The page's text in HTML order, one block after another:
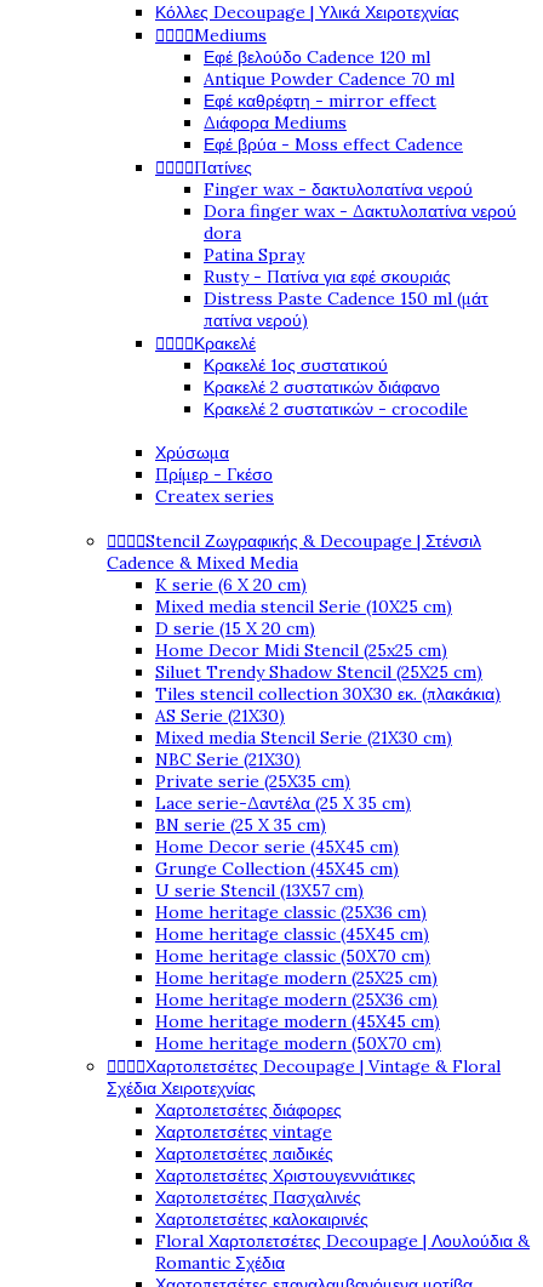
Κόλλες Decoupage | Υλικά Χειροτεχνίας
   Mediums
Εφέ βελούδο Cadence 120 ml
Antique Powder Cadence 70 ml
Εφέ καθρέφτη - mirror effect
Διάφορα Mediums
Εφέ βρύα - Moss effect Cadence
   Πατίνες
Finger wax - δακτυλοπατίνα νερού
Dora finger wax - Δακτυλοπατίνα νερού
dora
Patina Spray
Rusty - Πατίνα για εφέ σκουριάς
Distress Paste Cadence 150 ml (μάτ
πατίνα νερού)
   Κρακελέ
Κρακελέ 1ος συστατικού
Κρακελέ 2 συστατικών διάφανο
Κρακελέ 2 συστατικών - crocodile
Χρύσωμα
Πρίμερ - Γκέσο
Createx series
   Stencil Ζωγραφικής & Decoupage | Στένσιλ
Cadence & Mixed Media
K serie (6 X 20 cm)
Mixed media stencil Serie (10X25 cm)
D serie (15 X 20 cm)
Home Decor Midi Stencil (25x25 cm)
Siluet Trendy Shadow Stencil (25X25 cm)
Tiles stencil collection 30X30 εκ. (πλακάκια)
AS Serie (21X30)
Mixed media Stencil Serie (21X30 cm)
NBC Serie (21X30)
Private serie (25X35 cm)
Lace serie-Δαντέλα (25 X 35 cm)
BN serie (25 X 35 cm)
Home Decor serie (45X45 cm)
Grunge Collection (45X45 cm)
U serie Stencil (13X57 cm)
Home heritage classic (25X36 cm)
Home heritage classic (45X45 cm)
Home heritage classic (50X70 cm)
Home heritage modern (25X25 cm)
Home heritage modern (25X36 cm)
Home heritage modern (45X45 cm)
Home heritage modern (50X70 cm)
   Χαρτοπετσέτες Decoupage | Vintage & Floral
Σχέδια Χειροτεχνίας
Χαρτοπετσέτες διάφορες
Χαρτοπετσέτες vintage
Χαρτοπετσέτες παιδικές
Χαρτοπετσέτες Χριστουγεννιάτικες
Χαρτοπετσέτες Πασχαλινές
Χαρτοπετσέτες καλοκαιρινές
Floral Χαρτοπετσέτες Decoupage | Λουλούδια &
Romantic Σχέδια